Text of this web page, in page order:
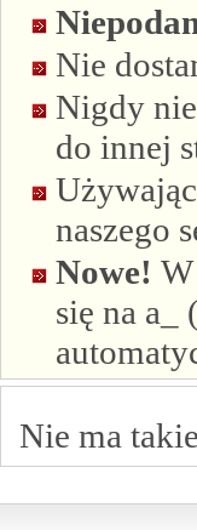
Nie
Nigdy
do innej
naszego
Nowe!
się na
Nie ma